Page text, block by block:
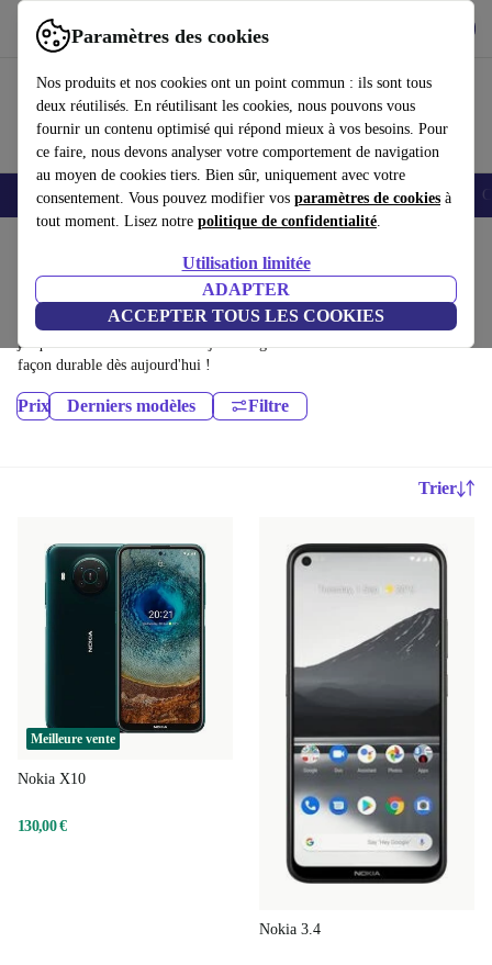
Paramètres des cookies
Nos produits et nos cookies ont un point commun : ils sont tous
deux réutilisés. En réutilisant les cookies, nous pouvons vous
fournir un contenu optimisé qui répond mieux à vos besoins. Pour
ce faire, nous devons analyser votre comportement de navigation
au moyen de cookies tiers. Bien sûr, uniquement avec votre
consentement. Vous pouvez modifier vos paramètres de cookies à
tout moment. Lisez notre politique de confidentialité.
Utilisation limitée
ADAPTER
ACCEPTER TOUS LES COOKIES
Utilisez refurbed rapidement et facilement
Smartphones Laptops Tablettes Montres connectées Accessoires
Téléphones Nokia:
Téléphones Nokia certifiés reconditionnés à moins de 700€ – économisez
jusqu'à 40 %. Retours sous 30 jours et garantie de 12 mois. Achetez de
façon durable dès aujourd'hui !
Prix Derniers modèles Filtre
Trier
Meilleure vente
Nokia X10
130,00 €
Nokia 3.4